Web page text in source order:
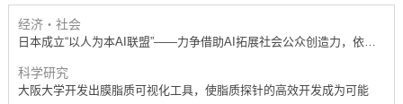
基础设施
经济・社会
日本成立“以人为本AI联盟”——力争借助AI拓展社会公众创造力，依托
科学研究
大阪大学开发出膜脂质可视化工具，使脂质探针的高效开发成为可能